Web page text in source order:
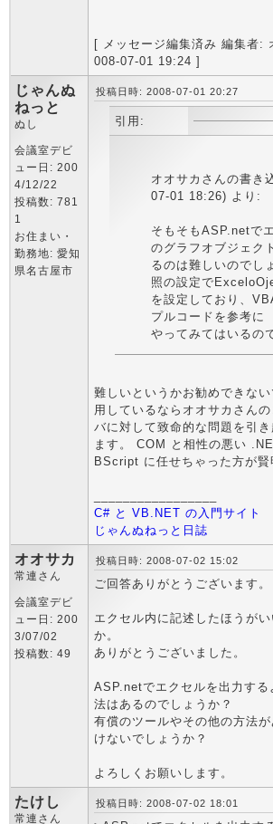
[ メッセージ編集済み 編集者:
008-07-01 19:24 ]
じゃんぬ
ねっと
ぬし
会議室デビ
ュー日: 200
4/12/22
投稿数: 781
1
お住まい・
勤務地: 愛知
県名古屋市
投稿日時: 2008-07-01 20:27
引用:
オオサカさんの書き
07-01 18:26) より:
そもそもASP.netで
のグラフオブジェク
るのは難しいのでし
照の設定で
を設定しており、
プルコードを参考に
やってみてはいるの
難しいというかお勧めできな
用しているならオオサカさん
バに対して致命的な問題を引
ます。 COM と相性の悪い
BScript に任せちゃった方が賢
C# と VB.NET の入門サイト
じゃんぬねっと日誌
オオサカ
常連さん
会議室デビ
ュー日: 200
3/07/02
投稿数: 49
投稿日時: 2008-07-02 15:02
ご回答ありがとうございます。
エクセル内に記述したほうが
か。
ありがとうございました。
ASP.netでエクセルを出力する
法はあるのでしょうか？
有償のツールやその他の方法
けないでしょうか？
よろしくお願いします。
たけし
常連さん
投稿日時: 2008-07-02 18:01